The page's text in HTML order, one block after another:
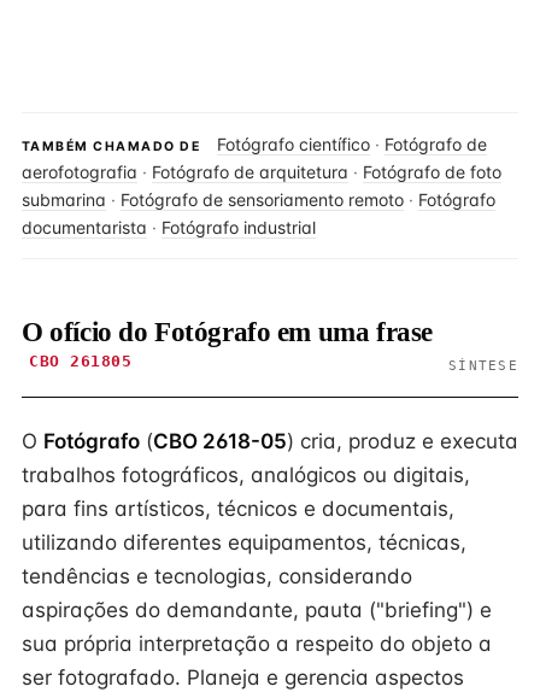
TAMBÉM CHAMADO DE Fotógrafo científico · Fotógrafo de
aerofotografia · Fotógrafo de arquitetura · Fotógrafo de foto
submarina · Fotógrafo de sensoriamento remoto · Fotógrafo
documentarista · Fotógrafo industrial
O ofício do Fotógrafo em uma frase
CBO 261805 SÍNTESE
O Fotógrafo (CBO 2618-05) cria, produz e executa
trabalhos fotográficos, analógicos ou digitais,
para fins artísticos, técnicos e documentais,
utilizando diferentes equipamentos, técnicas,
tendências e tecnologias, considerando
aspirações do demandante, pauta ("briefing") e
sua própria interpretação a respeito do objeto a
ser fotografado. Planeja e gerencia aspectos